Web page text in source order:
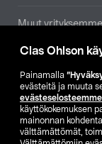
Clas Ohlson
Painamalla
evästeitä ja muuta
käyttökokemuksen
mainonnan
välttämättömät,
Muut yrityksemme